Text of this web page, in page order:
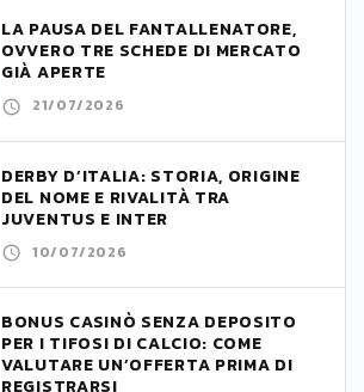
LA PAUSA DEL FANTALLENATORE,
OVVERO TRE SCHEDE DI MERCATO
GIÀ APERTE
21/07/2026
DERBY D’ITALIA: STORIA, ORIGINE
DEL NOME E RIVALITÀ TRA
JUVENTUS E INTER
10/07/2026
BONUS CASINÒ SENZA DEPOSITO
PER I TIFOSI DI CALCIO: COME
VALUTARE UN’OFFERTA PRIMA DI